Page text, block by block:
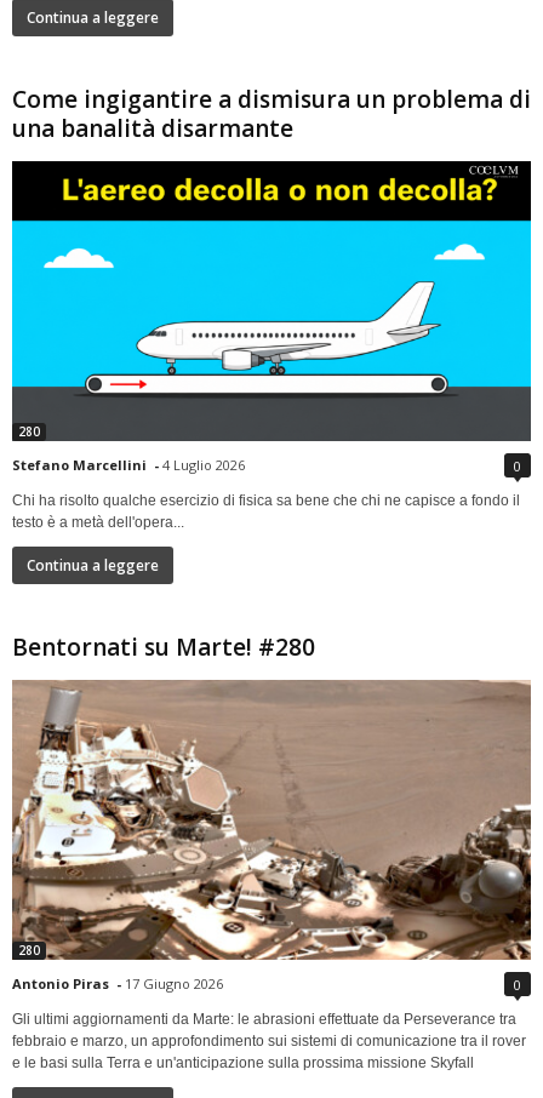
Continua a leggere
Come ingigantire a dismisura un problema di
una banalità disarmante
280
Stefano Marcellini - 4 Luglio 2026 0
Chi ha risolto qualche esercizio di fisica sa bene che chi ne capisce a fondo il
testo è a metà dell'opera...
Continua a leggere
Bentornati su Marte! #280
280
Antonio Piras - 17 Giugno 2026 0
Gli ultimi aggiornamenti da Marte: le abrasioni effettuate da Perseverance tra
febbraio e marzo, un approfondimento sui sistemi di comunicazione tra il rover
e le basi sulla Terra e un'anticipazione sulla prossima missione Skyfall